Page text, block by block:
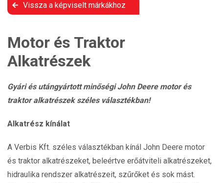
Vissza a képviselt márkákhoz
Motor és Traktor
Alkatrészek
Gyári és utángyártott minőségi John Deere motor és
traktor alkatrészek széles választékban!
Alkatrész kínálat
A Verbis Kft. széles választékban kínál John Deere motor
és traktor alkatrészeket, beleértve erőátviteli alkatrészeket,
hidraulika rendszer alkatrészeit, szűrőket és sok mást.